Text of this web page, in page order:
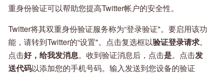
重身份验证可以帮助您提高Twitter帐户的安全性。
Twitter将其双重身份验证服务称为“登录验证"。要启用该功
能，请转到Twitter的“设置"。点击复选框以验证登录请求。
点击好，给我发消息。收到验证消息后，点击是。点击发
送代码以添加您的手机号码。输入发送到您设备的验证